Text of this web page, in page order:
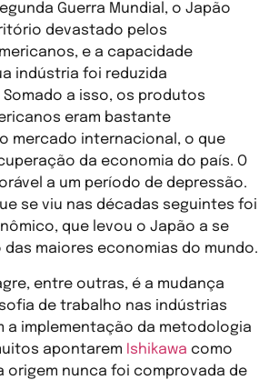
Guerra Mundial, o Japão
devastado pelos
e a capacidade
indústria foi reduzida
a isso, os produtos
eram bastante
mercado internacional, o que
da economia do país. O
a um período de depressão.
se viu nas décadas seguintes foi
que levou o Japão a se
maiores economias do mundo.
entre outras, é a mudança
de trabalho nas indústrias
a implementação da metodologia
apontarem Ishikawa como
origem nunca foi comprovada de